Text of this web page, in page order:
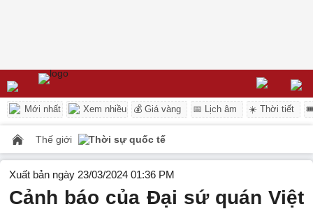
Mới nhất Xem nhiều 💰 Giá vàng 📅 Lịch âm ☀️ Thời tiết
Thế giới Thời sự quốc tế
Xuất bản ngày 23/03/2024 01:36 PM
Cảnh báo của Đại sứ quán Việt